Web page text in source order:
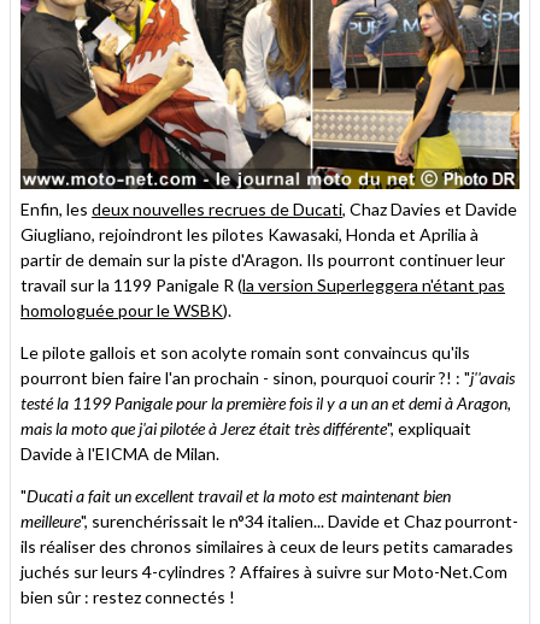
Enfin, les deux nouvelles recrues de Ducati, Chaz Davies et Davide
Giugliano, rejoindront les pilotes Kawasaki, Honda et Aprilia à
partir de demain sur la piste d'Aragon. Ils pourront continuer leur
travail sur la 1199 Panigale R (la version Superleggera n'étant pas
homologuée pour le WSBK).
Le pilote gallois et son acolyte romain sont convaincus qu'ils
pourront bien faire l'an prochain - sinon, pourquoi courir ?! : "j''avais
testé la 1199 Panigale pour la première fois il y a un an et demi à Aragon,
mais la moto que j'ai pilotée à Jerez était très différente", expliquait
Davide à l'EICMA de Milan.
"Ducati a fait un excellent travail et la moto est maintenant bien
meilleure", surenchérissait le n°34 italien... Davide et Chaz pourront-
ils réaliser des chronos similaires à ceux de leurs petits camarades
juchés sur leurs 4-cylindres ? Affaires à suivre sur Moto-Net.Com
bien sûr : restez connectés !